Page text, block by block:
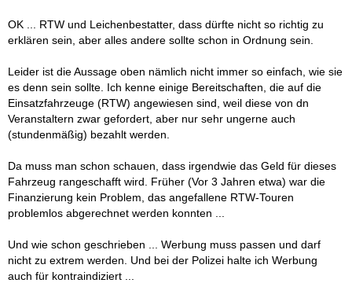
OK ... RTW und Leichenbestatter, dass dürfte nicht so richtig zu
erklären sein, aber alles andere sollte schon in Ordnung sein.
Leider ist die Aussage oben nämlich nicht immer so einfach, wie sie
es denn sein sollte. Ich kenne einige Bereitschaften, die auf die
Einsatzfahrzeuge (RTW) angewiesen sind, weil diese von dn
Veranstaltern zwar gefordert, aber nur sehr ungerne auch
(stundenmäßig) bezahlt werden.
Da muss man schon schauen, dass irgendwie das Geld für dieses
Fahrzeug rangeschafft wird. Früher (Vor 3 Jahren etwa) war die
Finanzierung kein Problem, das angefallene RTW-Touren
problemlos abgerechnet werden konnten ...
Und wie schon geschrieben ... Werbung muss passen und darf
nicht zu extrem werden. Und bei der Polizei halte ich Werbung
auch für kontraindiziert ...